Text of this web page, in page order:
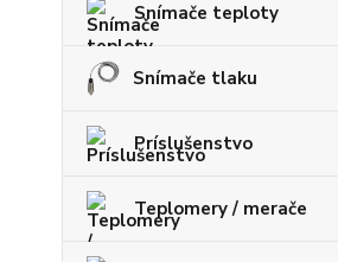
Snímače teploty
Snímače tlaku
Príslušenstvo
Teplomery / merače